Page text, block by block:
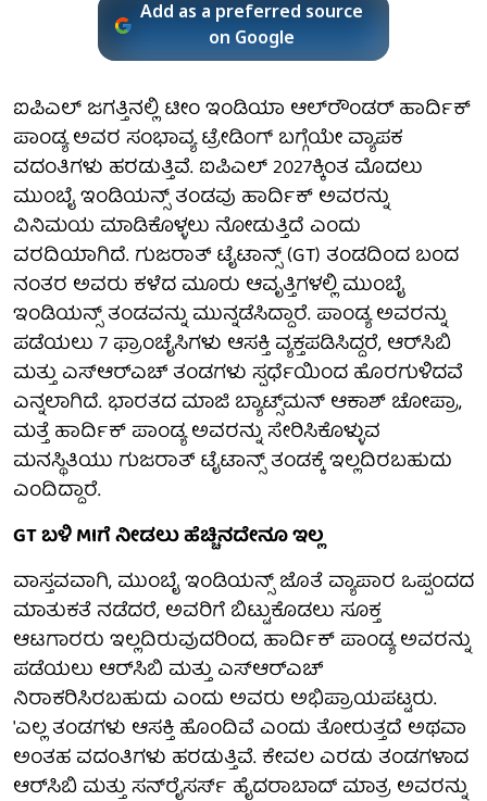
Add as a preferred source
on Google
ಐಪಿಎಲ್ ಜಗತ್ತಿನಲ್ಲಿ ಟೀಂ ಇಂಡಿಯಾ ಆಲ್‌ರೌಂಡರ್ ಹಾರ್ದಿಕ್
ಪಾಂಡ್ಯ ಅವರ ಸಂಭಾವ್ಯ ಟ್ರೇಡಿಂಗ್ ಬಗ್ಗೆಯೇ ವ್ಯಾಪಕ
ವದಂತಿಗಳು ಹರಡುತ್ತಿವೆ. ಐಪಿಎಲ್ 2027ಕ್ಕಿಂತ ಮೊದಲು
ಮುಂಬೈ ಇಂಡಿಯನ್ಸ್ ತಂಡವು ಹಾರ್ದಿಕ್ ಅವರನ್ನು
ವಿನಿಮಯ ಮಾಡಿಕೊಳ್ಳಲು ನೋಡುತ್ತಿದೆ ಎಂದು
ವರದಿಯಾಗಿದೆ. ಗುಜರಾತ್ ಟೈಟಾನ್ಸ್ (GT) ತಂಡದಿಂದ ಬಂದ
ನಂತರ ಅವರು ಕಳೆದ ಮೂರು ಆವೃತ್ತಿಗಳಲ್ಲಿ ಮುಂಬೈ
ಇಂಡಿಯನ್ಸ್ ತಂಡವನ್ನು ಮುನ್ನಡೆಸಿದ್ದಾರೆ. ಪಾಂಡ್ಯ ಅವರನ್ನು
ಪಡೆಯಲು 7 ಫ್ರಾಂಚೈಸಿಗಳು ಆಸಕ್ತಿ ವ್ಯಕ್ತಪಡಿಸಿದ್ದರೆ, ಆರ್‌ಸಿಬಿ
ಮತ್ತು ಎಸ್ಆರ್‌ಎಚ್ ತಂಡಗಳು ಸ್ಪರ್ಧೆಯಿಂದ ಹೊರಗುಳಿದವೆ
ಎನ್ನಲಾಗಿದೆ. ಭಾರತದ ಮಾಜಿ ಬ್ಯಾಟ್ಸ್‌ಮನ್ ಆಕಾಶ್ ಚೋಪ್ರಾ,
ಮತ್ತೆ ಹಾರ್ದಿಕ್ ಪಾಂಡ್ಯ ಅವರನ್ನು ಸೇರಿಸಿಕೊಳ್ಳುವ
ಮನಸ್ಥಿತಿಯು ಗುಜರಾತ್ ಟೈಟಾನ್ಸ್ ತಂಡಕ್ಕೆ ಇಲ್ಲದಿರಬಹುದು
ಎಂದಿದ್ದಾರೆ.
GT ಬಳಿ MIಗೆ ನೀಡಲು ಹೆಚ್ಚಿನದೇನೂ ಇಲ್ಲ
ವಾಸ್ತವವಾಗಿ, ಮುಂಬೈ ಇಂಡಿಯನ್ಸ್ ಜೊತೆ ವ್ಯಾಪಾರ ಒಪ್ಪಂದದ
ಮಾತುಕತೆ ನಡೆದರೆ, ಅವರಿಗೆ ಬಿಟ್ಟುಕೊಡಲು ಸೂಕ್ತ
ಆಟಗಾರರು ಇಲ್ಲದಿರುವುದರಿಂದ, ಹಾರ್ದಿಕ್ ಪಾಂಡ್ಯ ಅವರನ್ನು
ಪಡೆಯಲು ಆರ್‌ಸಿಬಿ ಮತ್ತು ಎಸ್‌ಆರ್‌ಎಚ್
ನಿರಾಕರಿಸಿರಬಹುದು ಎಂದು ಅವರು ಅಭಿಪ್ರಾಯಪಟ್ಟರು.
'ಎಲ್ಲ ತಂಡಗಳು ಆಸಕ್ತಿ ಹೊಂದಿವೆ ಎಂದು ತೋರುತ್ತದೆ ಅಥವಾ
ಅಂತಹ ವದಂತಿಗಳು ಹರಡುತ್ತಿವೆ. ಕೇವಲ ಎರಡು ತಂಡಗಳಾದ
ಆರ್‌ಸಿಬಿ ಮತ್ತು ಸನ್‌ರೈಸರ್ಸ್ ಹೈದರಾಬಾದ್ ಮಾತ್ರ ಅವರನ್ನು